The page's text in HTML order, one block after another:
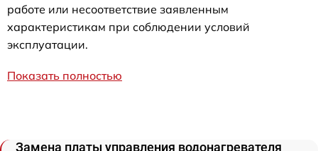
работе или несоответствие заявленным
характеристикам при соблюдении условий
эксплуатации.
Показать полностью
Замена платы управления водонагревателя